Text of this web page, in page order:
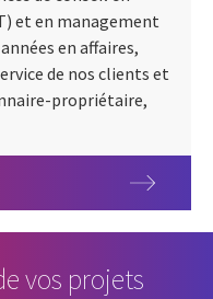
et en management
en affaires,
de nos clients et
propriétaire,
vos projets